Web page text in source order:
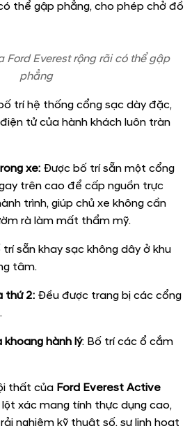
điều hòa nhiệt độ tự động 2
vùng khí hậu
tiêu chuẩn 8 loa, đáp ứng tốt
gia đình.